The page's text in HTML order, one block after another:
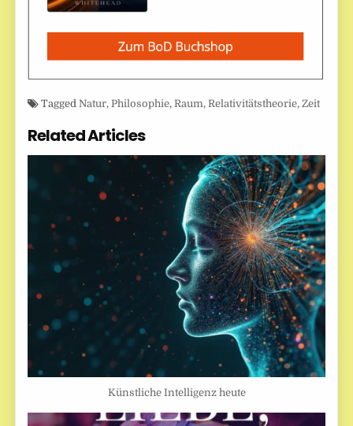
Tagged Natur, Philosophie, Raum, Relativitätstheorie, Zeit
Related Articles
Künstliche Intelligenz heute